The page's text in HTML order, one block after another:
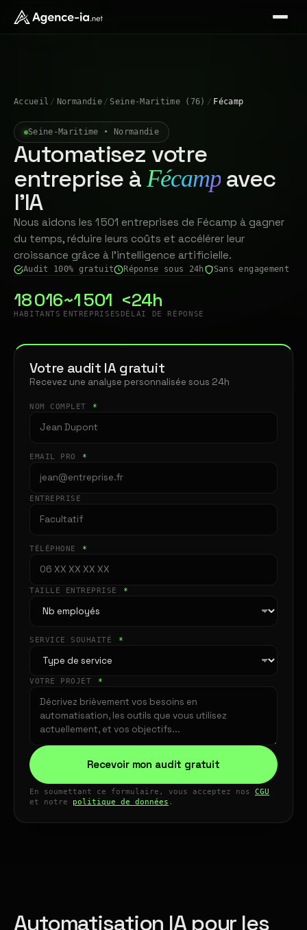
Accueil / Normandie / Seine-Maritime (76) / Fécamp
Seine-Maritime • Normandie
Automatisez votre
entreprise à Fécamp avec
l'IA
Nous aidons les 1 501 entreprises de Fécamp à gagner
du temps, réduire leurs coûts et accélérer leur
croissance grâce à l'intelligence artificielle.
Audit 100% gratuit Réponse sous 24h Sans engagement
18 016
HABITANTS
~1 501
ENTREPRISES
<24h
DÉLAI DE RÉPONSE
Votre audit IA gratuit
Recevez une analyse personnalisée sous 24h
NOM COMPLET *
EMAIL PRO *
ENTREPRISE
TÉLÉPHONE *
TAILLE ENTREPRISE *
SERVICE SOUHAITÉ *
VOTRE PROJET *
Recevoir mon audit gratuit
En soumettant ce formulaire, vous acceptez nos CGU
et notre politique de données .
Automatisation IA pour les